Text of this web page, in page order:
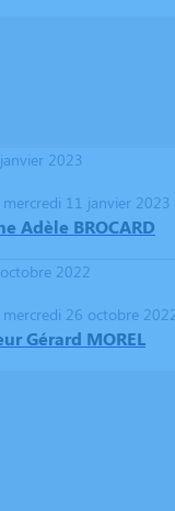
2023
mercredi 11 janvier 2023
Adèle BROCARD
2022
mercredi 26 octobre
Gérard MOREL